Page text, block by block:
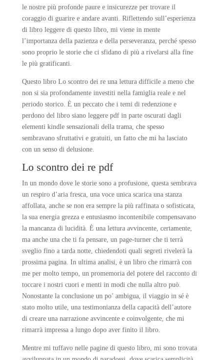
le nostre più profonde paure e insicurezze per trovare il
coraggio di guarire e andare avanti. Riflettendo sull’esperienza
di libro leggere di questo libro, mi viene in mente
l’importanza della pazienza e della perseveranza, perché spesso
sono proprio le storie che ci sfidano di più a rivelarsi alla fine
le più gratificanti.
Questo libro Lo scontro dei re una lettura difficile a meno che
non si sia profondamente investiti nella famiglia reale e nel
periodo storico. È un peccato che i temi di redenzione e
perdono del libro siano leggere pdf in parte oscurati dagli
elementi kindle sensazionali della trama, che spesso
sembravano sfruttativi e gratuiti, un fatto che mi ha lasciato
con un senso di delusione.
Lo scontro dei re pdf
In un mondo dove le storie sono a profusione, questa sembrava
un respiro d’aria fresca, una voce unica scarica una stanza
affollata, anche se non era sempre la più raffinata o sofisticata,
la sua energia grezza e entusiasmo incontenibile compensavano
la mancanza di lucidità. È una lettura avvincente, certamente,
ma anche una che ti fa pensare, un page-turner che ti terrà
sveglio fino a tarda notte, chiedendoti quali segreti rivelerà la
prossima pagina. In ultima analisi, è un libro che rimarrà con
me per molto tempo, un promemoria del potere del racconto di
toccare i nostri cuori e menti in modi che nulla altro può.
Nonostante la conclusione un po’ ambigua, il viaggio in sé è
stato molto utile, una testimonianza della capacità dell’autore
di creare una narrazione avvincente e coinvolgente, che mi
rimarrà impressa a lungo dopo aver finito il libro.
Mentre mi tuffavo nelle pagine di questo libro, mi sono trovata